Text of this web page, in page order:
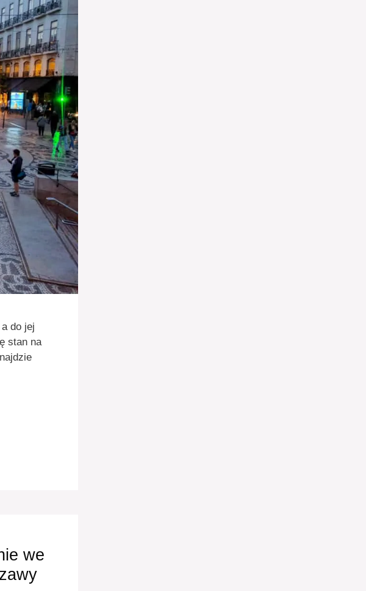
do jej
stan na
we